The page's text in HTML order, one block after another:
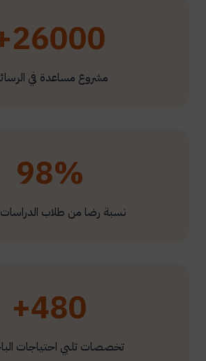
26000+
مشروع مساعدة في
98%
نسبة رضا من طلاب الدراسات
480+
تخصصات تلبي احتياجات